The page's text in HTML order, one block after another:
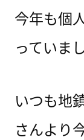
今年も個
っていま
いつも地
さんより